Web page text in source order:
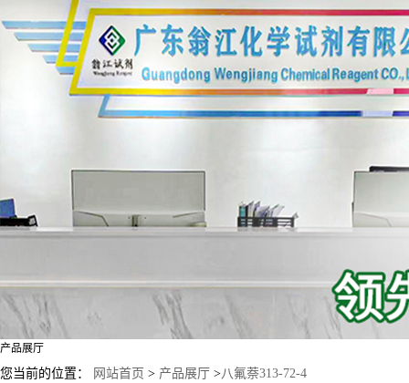
产品展厅
您当前的位置： 网站首页 > 产品展厅 >八氟萘313-72-4